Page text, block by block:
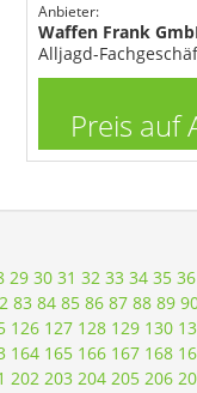
Anbieter:
Waffen Frank
Alljagd-
Preis auf
29 30 31 32 33 34 35 36
83 84 85 86 87 88 89
126 127 128 129 130
164 165 166 167 168
202 203 204 205 206